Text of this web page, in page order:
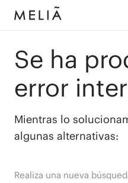
Se ha
error
Mientras lo
algunas alternativas:
Realiza una nueva